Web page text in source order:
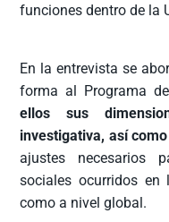
funciones dentro de la
En la entrevista se
forma al Programa
ellos sus
investigativa, así
ajustes necesarios
sociales ocurridos
como a nivel global.